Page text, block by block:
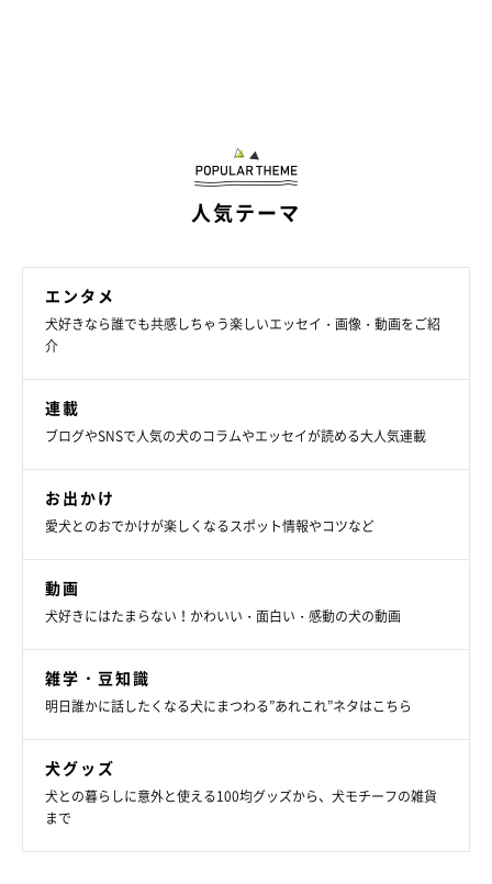
ご投稿いただいたみなさま、ありがとうございました！
※写真は、投稿者の方が川柳と一緒に投稿してくださったものを
掲載しています。
※コメントは一部、編集させていただいております。
「犬猫あるある川柳」結果発表はこちら！
人気テーマ
エンタメ
犬好きなら誰でも共感しちゃう楽しいエッセイ・画像・動画をご紹
介
連載
ブログやSNSで人気の犬のコラムやエッセイが読める大人気連載
お出かけ
愛犬とのおでかけが楽しくなるスポット情報やコツなど
動画
犬好きにはたまらない！かわいい・面白い・感動の犬の動画
雑学・豆知識
明日誰かに話したくなる犬にまつわる”あれこれ”ネタはこちら
犬グッズ
犬との暮らしに意外と使える100均グッズから、犬モチーフの雑貨
まで